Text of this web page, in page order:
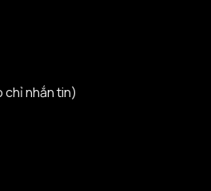
chỉ nhắn tin)